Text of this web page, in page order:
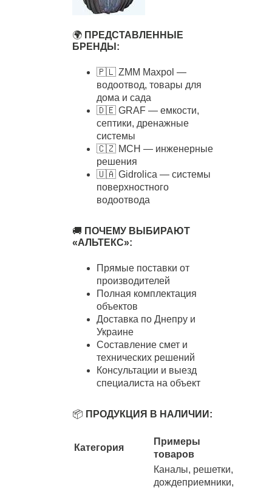
🌍 ПРЕДСТАВЛЕННЫЕ
БРЕНДЫ:
🇵🇱 ZMM Maxpol —
водоотвод, товары для
дома и сада
🇩🇪 GRAF — емкости,
септики, дренажные
системы
🇨🇿 MCH — инженерные
решения
🇺🇦 Gidrolica — системы
поверхностного
водоотвода
🚚 ПОЧЕМУ ВЫБИРАЮТ
«АЛЬТЕКС»:
Прямые поставки от
производителей
Полная комплектация
объектов
Доставка по Днепру и
Украине
Составление смет и
технических решений
Консультации и выезд
специалиста на объект
📦 ПРОДУКЦИЯ В НАЛИЧИИ:
Категория
Примеры
товаров
Каналы, решетки,
дождеприемники,